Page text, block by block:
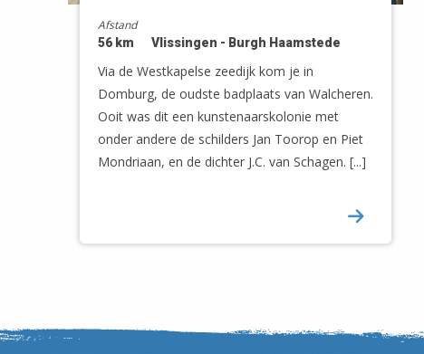
Afstand
56 km Vlissingen - Burgh Haamstede
Via de Westkapelse zeedijk kom je in
Domburg, de oudste badplaats van Walcheren.
Ooit was dit een kunstenaarskolonie met
onder andere de schilders Jan Toorop en Piet
Mondriaan, en de dichter J.C. van Schagen. [...]